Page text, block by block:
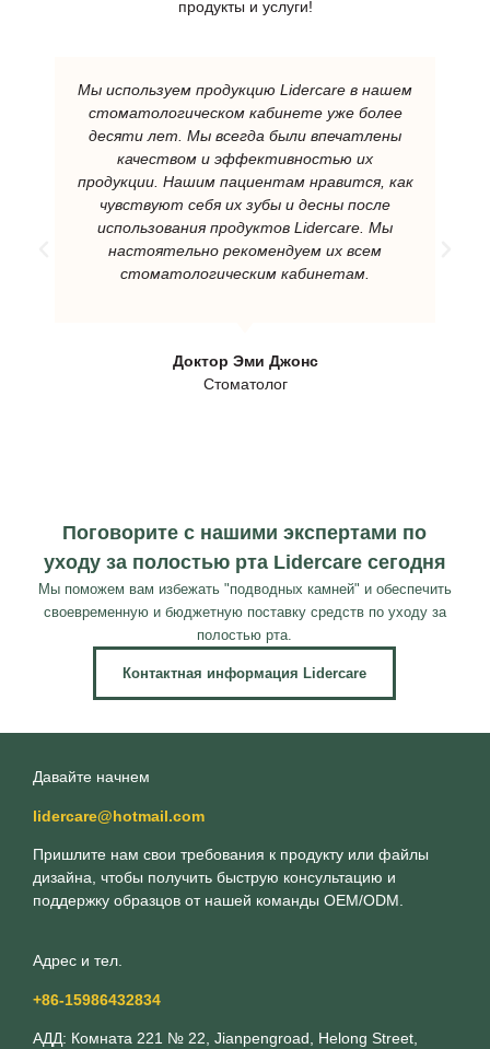
продукты и услуги!
Мы используем продукцию Lidercare в нашем
стоматологическом кабинете уже более
десяти лет. Мы всегда были впечатлены
качеством и эффективностью их
продукции. Нашим пациентам нравится, как
чувствуют себя их зубы и десны после
использования продуктов Lidercare. Мы
настоятельно рекомендуем их всем
стоматологическим кабинетам.
Доктор Эми Джонс
Стоматолог
Поговорите с нашими экспертами по
уходу за полостью рта Lidercare сегодня
Мы поможем вам избежать "подводных камней" и обеспечить
своевременную и бюджетную поставку средств по уходу за
полостью рта.
Контактная информация Lidercare
Давайте начнем
lidercare@hotmail.com
Пришлите нам свои требования к продукту или файлы
дизайна, чтобы получить быструю консультацию и
поддержку образцов от нашей команды OEM/ODM.
Адрес и тел.
+86-15986432834
АДД: Комната 221 № 22, Jianpengroad, Helong Street,